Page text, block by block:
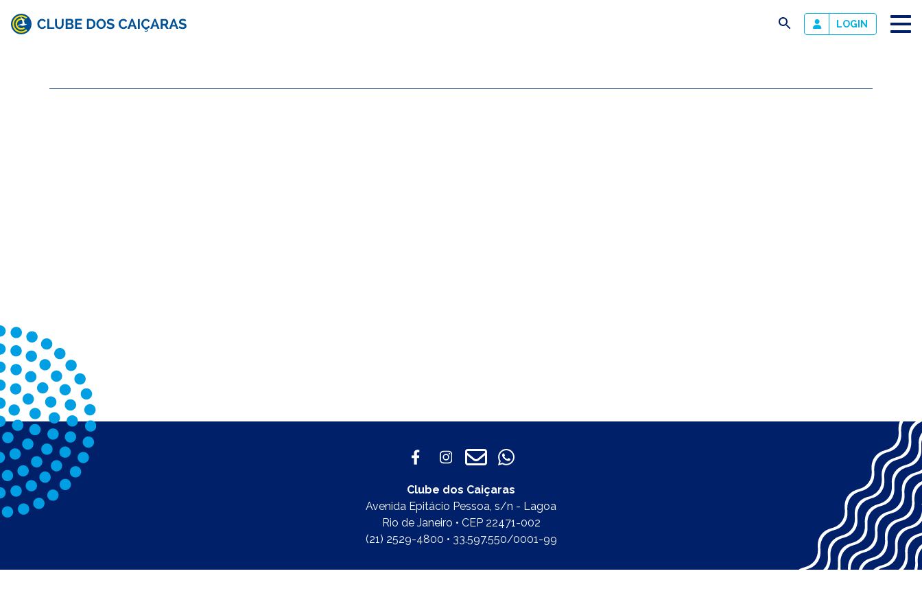
Caiçaras
busca LOGIN
Clube dos Caiçaras
Avenida Epitácio Pessoa, s/n - Lagoa
Rio de Janeiro • CEP 22471-002
(21) 2529-4800 • 33.597.550/0001-99